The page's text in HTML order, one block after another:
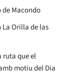
Macondo
La Orilla de las
ruta que el
motiu del Dia